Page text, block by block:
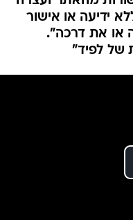
ידיעה או אישור
או את דרכה".
של לפיד"